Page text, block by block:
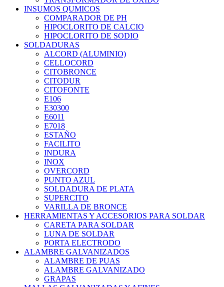
INSUMOS QUMICOS
COMPARADOR DE PH
HIPOCLORITO DE CALCIO
HIPOCLORITO DE SODIO
SOLDADURAS
ALCORD (ALUMINIO)
CELLOCORD
CITOBRONCE
CITODUR
CITOFONTE
E106
E30300
E6011
E7018
ESTAÑO
FACILITO
INDURA
INOX
OVERCORD
PUNTO AZUL
SOLDADURA DE PLATA
SUPERCITO
VARILLA DE BRONCE
HERRAMIENTAS Y ACCESORIOS PARA SOLDAR
CARETA PARA SOLDAR
LUNA DE SOLDAR
PORTA ELECTRODO
ALAMBRE GALVANIZADOS
ALAMBRE DE PUAS
ALAMBRE GALVANIZADO
GRAPAS